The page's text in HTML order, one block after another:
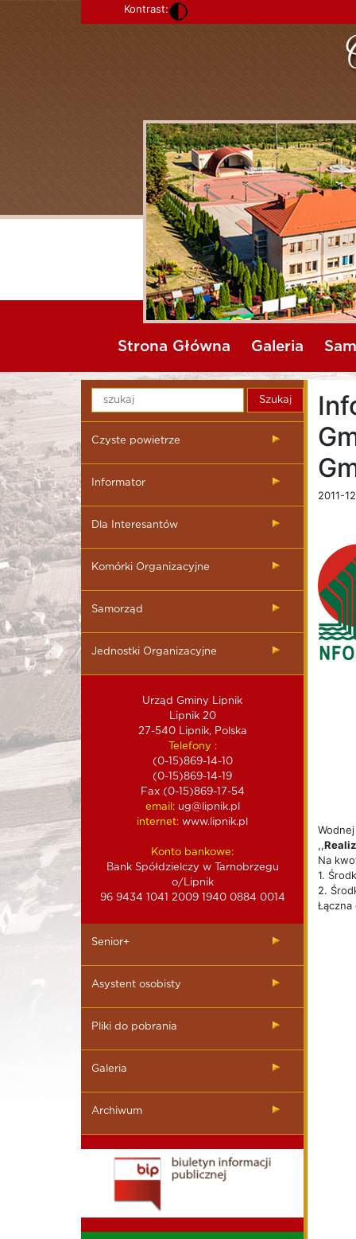
Kontrast:
Strona Główna Galeria
Czyste powietrze
Informator
Dla Interesantów
Komórki Organizacyjne
Samorząd
Jednostki Organizacyjne
Urząd Gminy Lipnik
Lipnik 20
27-540 Lipnik, Polska
Telefony :
(0-15)869-14-10
(0-15)869-14-19
Fax (0-15)869-17-54
email:ug@lipnik.pl
internet: www.lipnik.pl
Konto bankowe:
Bank Spółdzielczy w Tarnobrzegu
o/Lipnik
96 9434 1041 2009 1940 0884 0014
Senior+
Asystent osobisty
Pliki do pobrania
Galeria
Archiwum
2011-
,,
Na
1.
2.
Łączna